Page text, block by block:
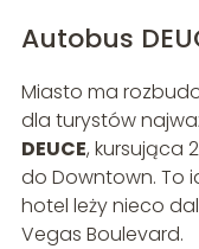
Autobus
Miasto ma
dla turystów
DEUCE, kursująca
do Downtown. To
hotel leży nieco
Vegas Boulevard.